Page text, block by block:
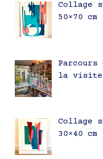
Collage
50×70 cm
la visite
Collage
30×40 cm